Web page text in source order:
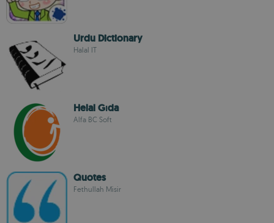
Urdu Dictionary
Halal IT
Helal Gıda
Alfa BC Soft
Quotes
Fethullah Misir